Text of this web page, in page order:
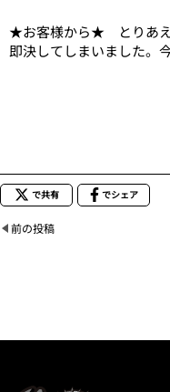
★お客様から★ とりあえ
即決してしまいました。
で共有 でシェア
前の投稿